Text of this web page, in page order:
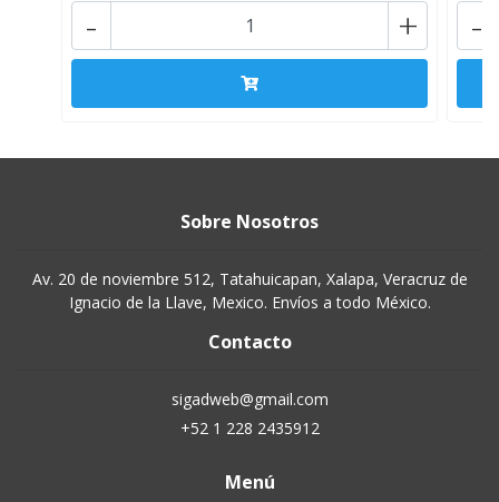
+
- -
Sobre Nosotros
Av. 20 de noviembre 512, Tatahuicapan, Xalapa, Veracruz de
Ignacio de la Llave, Mexico. Envíos a todo México.
Contacto
sigadweb@gmail.com
+52 1 228 2435912
Menú